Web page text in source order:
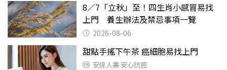
8／7「立秋」至！四生肖小感冒易找
上門 養生辦法及禁忌事項一覽
2026-08-06
甜點手搖下午茶 癌細胞易找上門
安達人壽 安心抗癌